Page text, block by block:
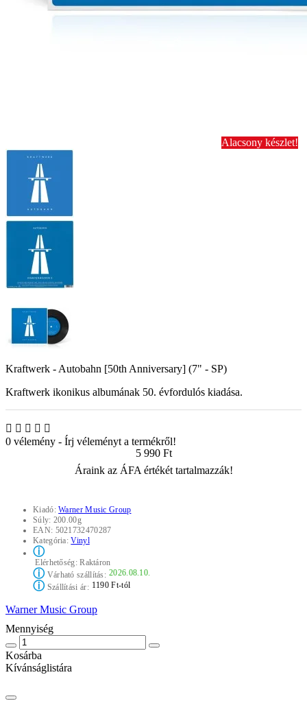
Alacsony készlet!
Kraftwerk - Autobahn [50th Anniversary] (7" - SP)
Kraftwerk ikonikus albumának 50. évfordulós kiadása.
0 vélemény - Írj véleményt a termékről!
5 990 Ft
Áraink az ÁFA értékét tartalmazzák!
Kiadó:Warner Music Group
Súly: 200.00g
EAN: 5021732470287
Kategória:Vinyl
ⓘ
Elérhetőség:Raktáron
ⓘVárható szállítás: 2026.08.10.
ⓘSzállítási ár: 1190 Ft-tól
Warner Music Group
Mennyiség
Kosárba
Kívánságlistára